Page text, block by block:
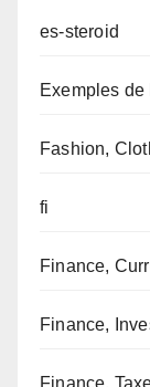
es-steroid
Exemples
Fashion,
fi
Finance,
Finance,